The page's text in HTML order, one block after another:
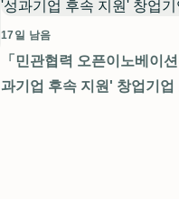
17일 남음
「민관협력 오픈이노베이
과기업 후속 지원' 창업기업